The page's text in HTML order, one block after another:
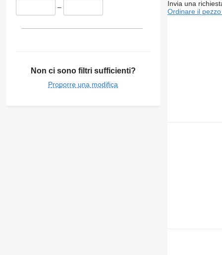
–
Non ci sono filtri sufficienti?
Proporre una modifica
Invia una
Ordinare il